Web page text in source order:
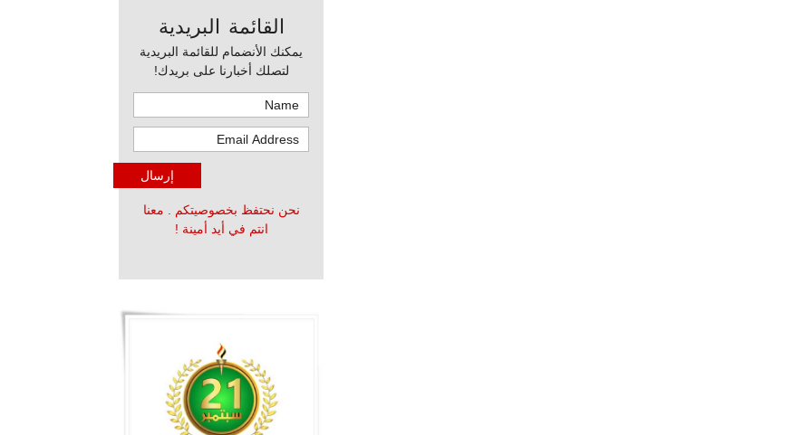
القائمة البريدية
يمكنك الأنضمام للقائمة البريدية
لتصلك أخبارنا على بريدك!
نحن نحتفظ بخصوصيتكم . معنا
انتم في أيد أمينة !